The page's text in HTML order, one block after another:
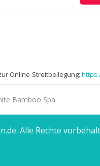
Online-Streitbeilegung:
Bamboo Spa
Alle Rechte